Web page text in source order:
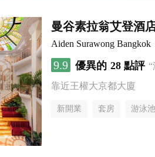
曼谷素拉翁艾登酒
Aiden Surawong Bangkok
9.9 優異的 28 點評
靠近王權大京都大廈
新開業 套房 游泳池